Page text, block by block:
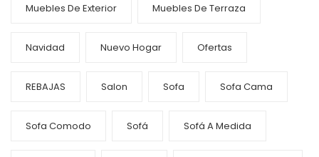
Muebles De Exterior Muebles De Terraza
Navidad Nuevo Hogar Ofertas
REBAJAS Salon Sofa Sofa Cama
Sofa Comodo Sofá Sofá A Medida